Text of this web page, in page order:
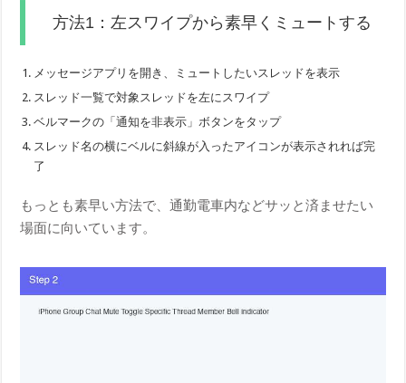
方法1：左スワイプから素早くミュートする
メッセージアプリを開き、ミュートしたいスレッドを表示
スレッド一覧で対象スレッドを左にスワイプ
ベルマークの「通知を非表示」ボタンをタップ
スレッド名の横にベルに斜線が入ったアイコンが表示されれば完
了
もっとも素早い方法で、通勤電車内などサッと済ませたい
場面に向いています。